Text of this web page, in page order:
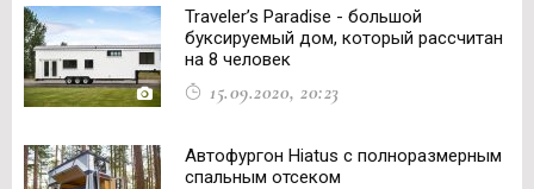
Traveler’s Paradise - большой
буксируемый дом, который рассчитан
на 8 человек
15.09.2020, 20:23
Автофургон Hiatus с полноразмерным
спальным отсеком